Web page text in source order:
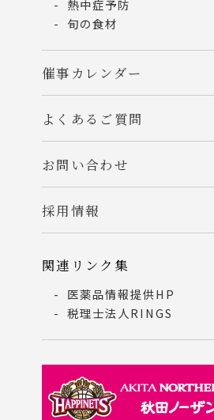
熱中症予防
旬の食材
催事カレンダー
よくあるご質問
お問い合わせ
採用情報
関連リンク集
医薬品情報提供HP
税理士法人RINGS